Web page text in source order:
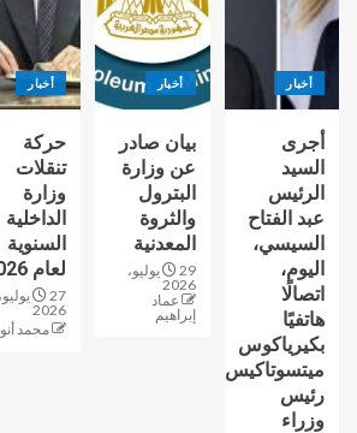
أخبار
أجرى
السيد
الرئيس
عبد الفتاح
السيسي،
اليوم،
اتصالًا
هاتفيًا
بكيرياكوس
ميتسوتاكيس
رئيس
وزراء
أخبار
بيان صادر
عن وزارة
البترول
والثروة
المعدنية
29 يوليو،
2026
عماد
إبراهيم
أخبار
حركة
تنقلات
وزارة
الداخلية
السنوية
لعام 2026
27 يوليو،
2026
محمد